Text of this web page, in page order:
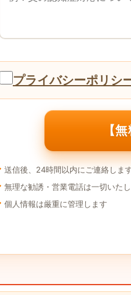
プライバシーポリシ
【
送信後、24時間以内にご連絡しま
無理な勧誘・営業電話は一切いた
個人情報は厳重に管理します